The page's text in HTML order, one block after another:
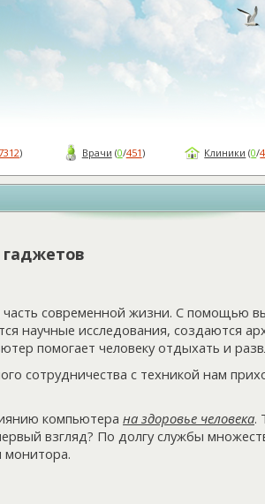
) Врачи (0/451) Клиники (0/
часть современной жизни. С помощью
научные исследования, создаются
помогает человеку отдыхать и
сотрудничества с техникой нам
компьютера на здоровье человека.
взгляд? По долгу службы
монитора.